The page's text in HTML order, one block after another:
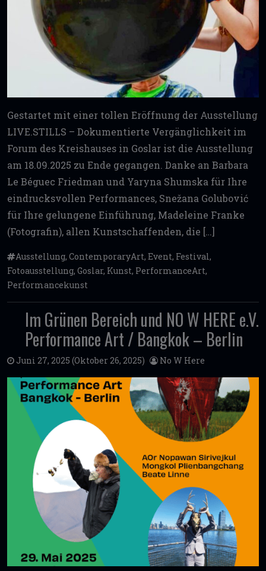
Gestartet mit einer tollen Eröffnung der Ausstellung
LIVE.STILLS – Dokumentierte Vergänglichkeit im
Forum des Kreishauses in Goslar ist die Ausstellung
am 18.09.2025 zu Ende gegangen. Danke an Barbara
Le Béguec Friedman und Yaryna Shumska für Ihre
eindrucksvollen Performances, Snežana Golubović
für Ihre gelungene Einführung, Madeleine Franke
(Fotografin), allen Kunstschaffenden, die […]
Ausstellung, ContemporaryArt, Event, Festival,
Fotoausstellung, Goslar, Kunst, PerformanceArt,
Performancekunst
Im Grünen Bereich und NO W HERE e.V.
Performance Art / Bangkok – Berlin
Juni 27, 2025 (Oktober 26, 2025) No W Here